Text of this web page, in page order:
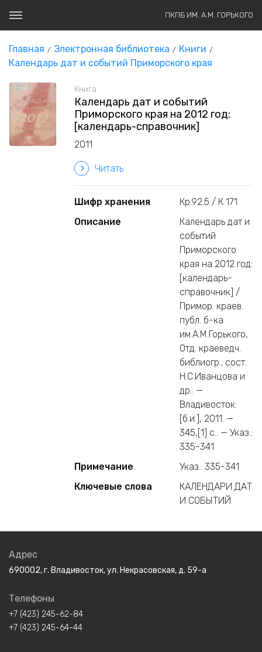
ПКПБ ИМ. А.М. ГОРЬКОГО
Главная Электронная библиотека
Книги
Календарь дат и событий Приморского края
Книга
Календарь дат и событий
Приморского края на 2012 год:
[календарь-справочник]
2011
Читать
Шифр хранения
Кр.92.5 / К 171
Описание
Календарь дат и
событий
Приморского
края на 2012 год:
[календарь-
справочник] /
Примор. краев.
публ. б-ка
им.А.М.Горького,
Отд. краеведч.
библиогр.; сост.
Н.С.Иванцова и
др.. —
Владивосток:
[б.и.], 2011. —
345,[1] c.. — Указ.:
335-341
Примечание
Указ.: 335-341
Ключевые слова
КАЛЕНДАРИ ДАТ
И СОБЫТИЙ
Адрес
690002, г. Владивосток, ул. Некрасовская, д. 59-а
Телефоны
+7 (423) 245-62-84
+7 (423) 245-64-44